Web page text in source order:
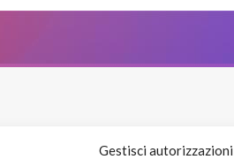
Gestisci autorizzazioni